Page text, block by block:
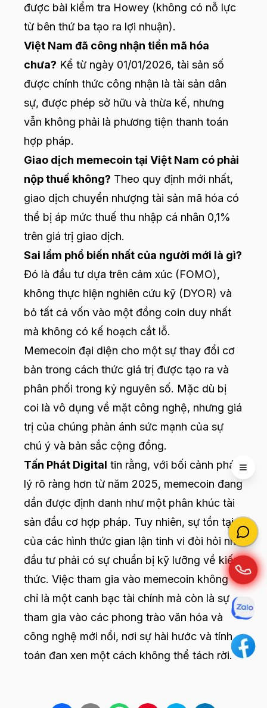
được bài kiểm tra Howey (không có nỗ lực
từ bên thứ ba tạo ra lợi nhuận).
Việt Nam đã công nhận tiền mã hóa
chưa? Kể từ ngày 01/01/2026, tài sản số
được chính thức công nhận là tài sản dân
sự, được phép sở hữu và thừa kế, nhưng
vẫn không phải là phương tiện thanh toán
hợp pháp.
Giao dịch memecoin tại Việt Nam có phải
nộp thuế không? Theo quy định mới nhất,
giao dịch chuyển nhượng tài sản mã hóa có
thể bị áp mức thuế thu nhập cá nhân 0,1%
trên giá trị giao dịch.
Sai lầm phổ biến nhất của người mới là gì?
Đó là đầu tư dựa trên cảm xúc (FOMO),
không thực hiện nghiên cứu kỹ (DYOR) và
bỏ tất cả vốn vào một đồng coin duy nhất
mà không có kế hoạch cắt lỗ.
Memecoin đại diện cho một sự thay đổi cơ
bản trong cách thức giá trị được tạo ra và
phân phối trong kỷ nguyên số. Mặc dù bị
coi là vô dụng về mặt công nghệ, nhưng giá
trị của chúng phản ánh sức mạnh của sự
chú ý và bản sắc cộng đồng.
Tấn Phát Digital tin rằng, với bối cảnh pháp
lý rõ ràng hơn từ năm 2025, memecoin đang
dần được định danh như một phân khúc tài
sản đầu cơ hợp pháp. Tuy nhiên, sự tồn tại
của các hình thức gian lận tinh vi đòi hỏi nhà
đầu tư phải có sự chuẩn bị kỹ lưỡng về kiến
thức. Việc tham gia vào memecoin không
chỉ là một canh bạc tài chính mà còn là sự
tham gia vào các phong trào văn hóa và
công nghệ mới nổi, nơi sự hài hước và tính
toán đan xen một cách không thể tách rời.